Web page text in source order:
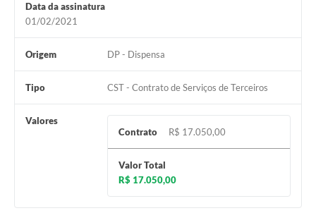
Data da assinatura
01/02/2021
Origem DP - Dispensa
Tipo CST - Contrato de Serviços de Terceiros
Valores
Contrato
R$ 17.050,00
Valor Total
R$ 17.050,00